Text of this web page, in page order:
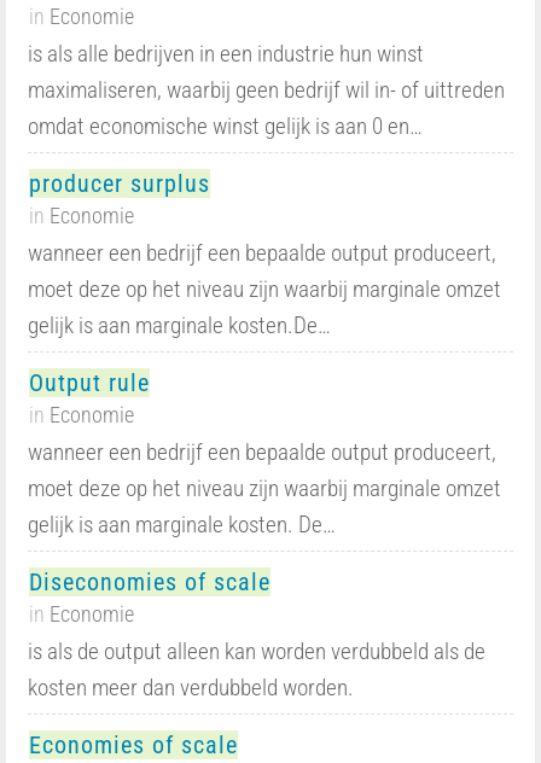
in Economie
is als alle bedrijven in een industrie hun winst
maximaliseren, waarbij geen bedrijf wil in- of uittreden
omdat economische winst gelijk is aan 0 en…
producer surplus
in Economie
wanneer een bedrijf een bepaalde output produceert,
moet deze op het niveau zijn waarbij marginale omzet
gelijk is aan marginale kosten.De…
Output rule
in Economie
wanneer een bedrijf een bepaalde output produceert,
moet deze op het niveau zijn waarbij marginale omzet
gelijk is aan marginale kosten. De…
Diseconomies of scale
in Economie
is als de output alleen kan worden verdubbeld als de
kosten meer dan verdubbeld worden.
Economies of scale